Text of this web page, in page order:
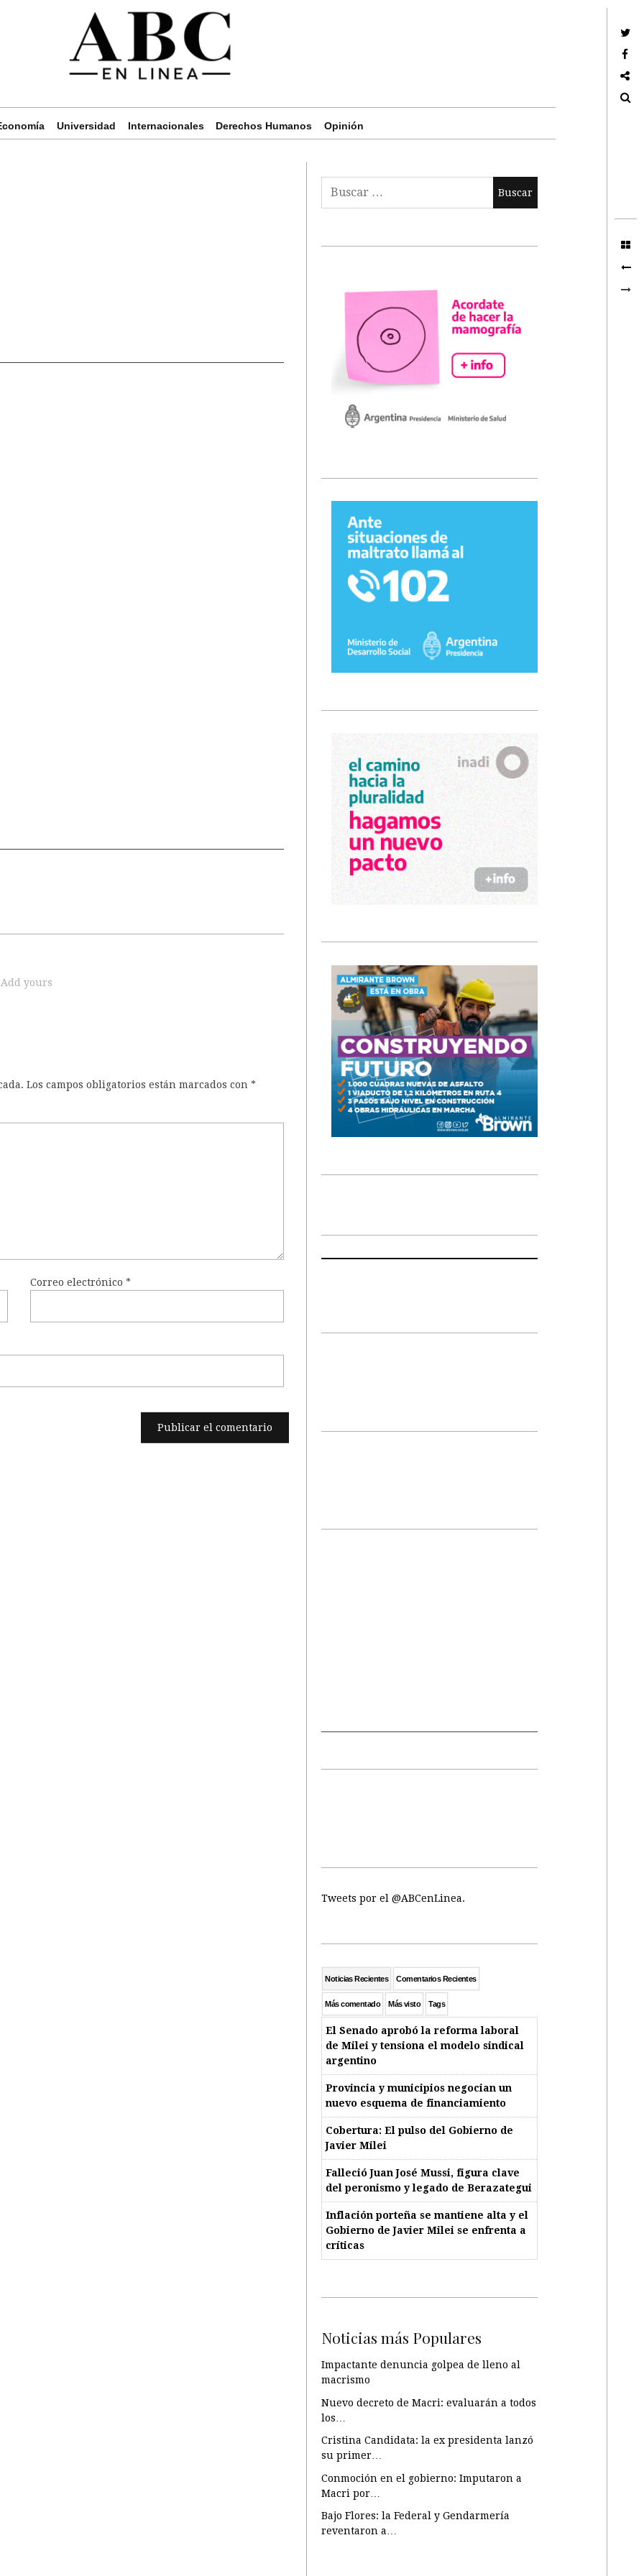
Universidad Internacionales Derechos Humanos Opinión
Add yours
Los campos obligatorios están marcados con *
Correo electrónico*
Tweets por el @ABCenLinea.
Noticias Recientes Comentarios Recientes
Más comentado Más visto Tags
El Senado aprobó la reforma laboral
de Milei y tensiona el modelo sindical
argentino
Provincia y municipios negocian un
nuevo esquema de financiamiento
Cobertura: El pulso del Gobierno de
Javier Milei
Falleció Juan José Mussi, figura clave
del peronismo y legado de Berazategui
Inflación porteña se mantiene alta y el
Gobierno de Javier Milei se enfrenta a
críticas
Noticias más Populares
Impactante denuncia golpea de lleno al
macrismo
Nuevo decreto de Macri: evaluarán a todos
los…
Cristina Candidata: la ex presidenta lanzó
su primer…
Conmoción en el gobierno: Imputaron a
Macri por…
Bajo Flores: la Federal y Gendarmería
reventaron a…